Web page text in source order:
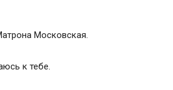
Московская.
к тебе.